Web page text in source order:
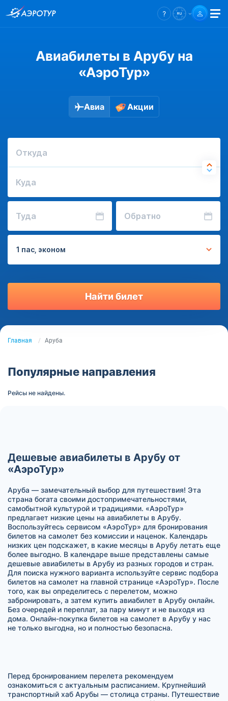
Авиабилеты в Арубу на
«АэроТур»
Авиа Акции
Откуда
Куда
Туда Обратно
1 пас, эконом
Найти билет
Главная Аруба
Популярные направления
Рейсы не найдены.
Дешевые авиабилеты в Арубу от
«АэроТур»
Аруба — замечательный выбор для путешествия! Эта
страна богата своими достопримечательностями,
самобытной культурой и традициями. «АэроТур»
предлагает низкие цены на авиабилеты в Арубу.
Воспользуйтесь сервисом «АэроТур» для бронирования
билетов на самолет без комиссии и наценок. Календарь
низких цен подскажет, в какие месяцы в Арубу летать еще
более выгодно. В календаре выше представлены самые
дешевые авиабилеты в Арубу из разных городов и стран.
Для поиска нужного варианта используйте сервис подбора
билетов на самолет на главной странице «АэроТур». После
того, как вы определитесь с перелетом, можно
забронировать, а затем купить авиабилет в Арубу онлайн.
Без очередей и переплат, за пару минут и не выходя из
дома. Онлайн-покупка билетов на самолет в Арубу у нас
не только выгодна, но и полностью безопасна.
Перед бронированием перелета рекомендуем
ознакомиться с актуальным расписанием. Крупнейший
транспортный хаб Арубы — столица страны. Путешествие